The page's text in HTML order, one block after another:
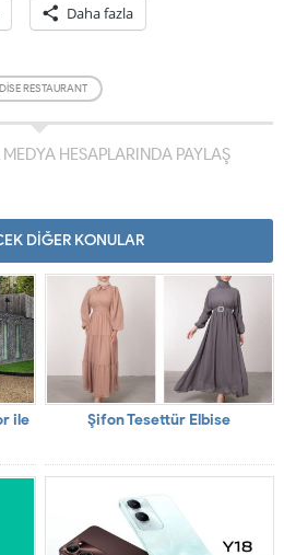
Daha fazla
RESTAURANT
HESAPLARINDA PAYLAŞ
DİĞER KONULAR
ile
Şifon Tesettür Elbise